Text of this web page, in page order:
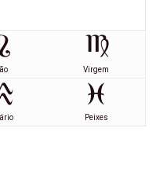
Virgem
Peixes